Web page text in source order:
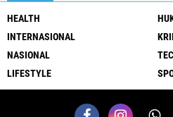
HEALTH
INTERNASIONAL
NASIONAL
LIFESTYLE